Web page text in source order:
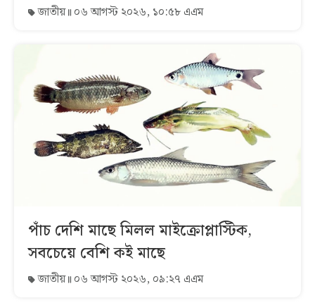
জাতীয় ০৬ আগস্ট ২০২৬, ১০:৫৮ এএম
পাঁচ দেশি মাছে মিলল মাইক্রোপ্লাস্টিক,
সবচেয়ে বেশি কই মাছে
জাতীয় ০৬ আগস্ট ২০২৬, ০৯:২৭ এএম